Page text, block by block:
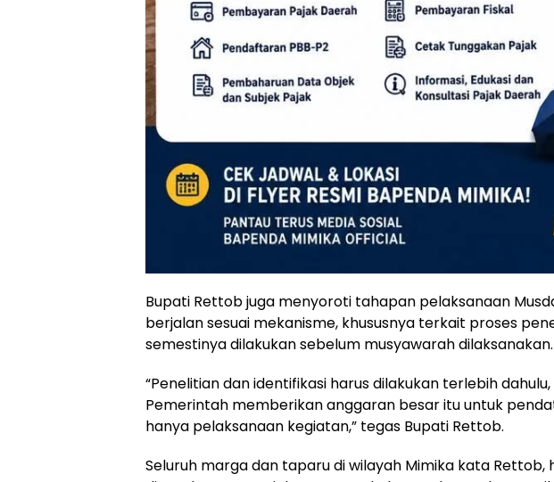
Bupati Rettob juga menyoroti tahapan pelaksanaan
berjalan sesuai mekanisme, khususnya terkait proses
semestinya dilakukan sebelum musyawarah dilaksanakan.
“Penelitian dan identifikasi harus dilakukan terlebih
Pemerintah memberikan anggaran besar itu untuk
hanya pelaksanaan kegiatan,” tegas Bupati Rettob.
Seluruh marga dan taparu di wilayah Mimika kata Rettob,